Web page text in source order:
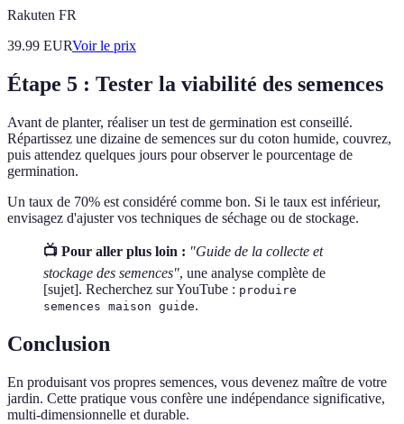
Rakuten FR
39.99 EURVoir le prix
Étape 5 : Tester la viabilité des semences
Avant de planter, réaliser un test de germination est conseillé.
Répartissez une dizaine de semences sur du coton humide, couvrez,
puis attendez quelques jours pour observer le pourcentage de
germination.
Un taux de 70% est considéré comme bon. Si le taux est inférieur,
envisagez d'ajuster vos techniques de séchage ou de stockage.
📺 Pour aller plus loin : "Guide de la collecte et
stockage des semences", une analyse complète de
[sujet]. Recherchez sur YouTube : produire
semences maison guide.
Conclusion
En produisant vos propres semences, vous devenez maître de votre
jardin. Cette pratique vous confère une indépendance significative,
multi-dimensionnelle et durable.